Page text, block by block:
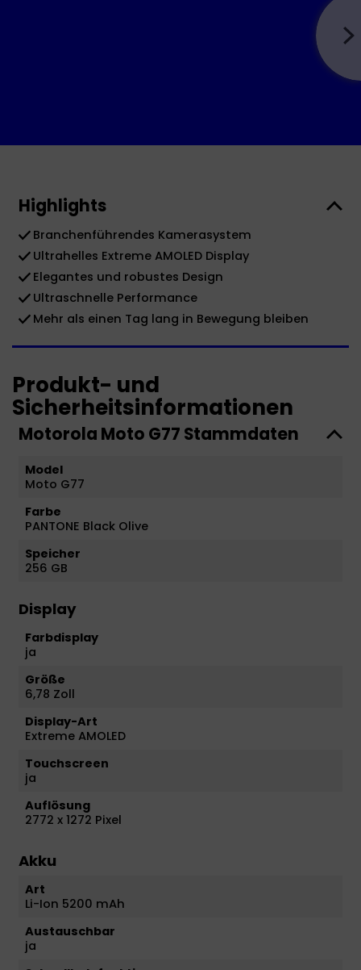
Highlights
Branchenführendes Kamerasystem
Ultrahelles Extreme AMOLED Display
Elegantes und robustes Design
Ultraschnelle Performance
Mehr als einen Tag lang in Bewegung bleiben
Produkt- und
Sicherheitsinformationen
Motorola Moto G77 Stammdaten
Model
Moto G77
Farbe
PANTONE Black Olive
Speicher
256 GB
Display
Farbdisplay
ja
Größe
6,78 Zoll
Display-Art
Extreme AMOLED
Touchscreen
ja
Auflösung
2772 x 1272 Pixel
Akku
Art
Li-Ion 5200 mAh
Austauschbar
ja